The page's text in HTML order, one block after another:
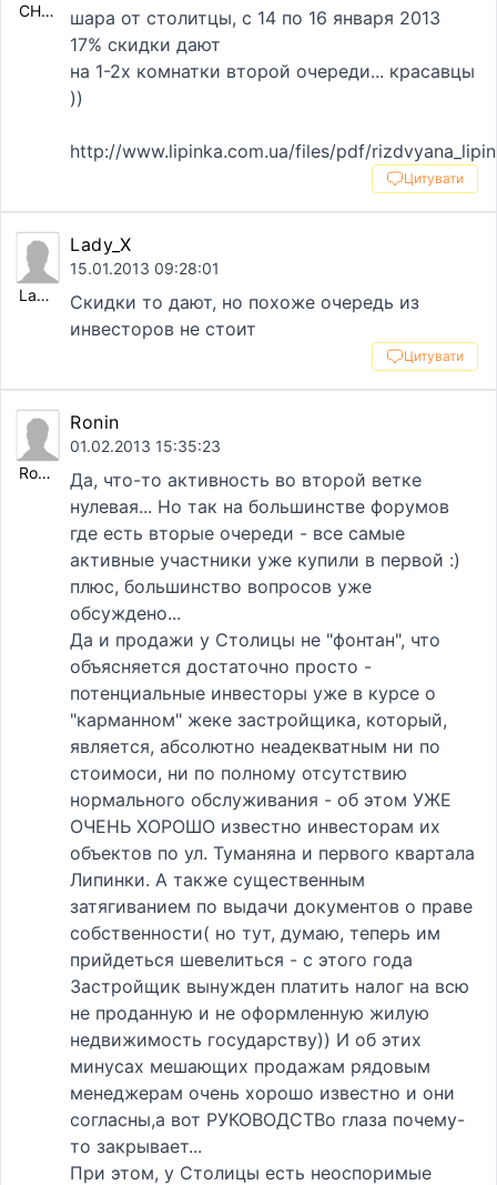
CHiSA
шара от столитцы, с 14 по 16 января 2013
17% скидки дают
на 1-2х комнатки второй очереди... красавцы
))
http://www.lipinka.com.ua/files/pdf/
Цитувати
Lady_X
Lady_X
15.01.2013 09:28:01
Скидки то дают, но похоже очередь из
инвесторов не стоит
Цитувати
Ronin
Ronin
01.02.2013 15:35:23
Да, что-то активность во второй ветке
нулевая... Но так на большинстве форумов
где есть вторые очереди - все самые
активные участники уже купили в первой :)
плюс, большинство вопросов уже
обсуждено...
Да и продажи у Столицы не "фонтан", что
объясняется достаточно просто -
потенциальные инвесторы уже в курсе о
"карманном" жеке застройщика, который,
является, абсолютно неадекватным ни по
стоимоси, ни по полному отсутствию
нормального обслуживания - об этом УЖЕ
ОЧЕНЬ ХОРОШО известно инвесторам их
объектов по ул. Туманяна и первого квартала
Липинки. А также существенным
затягиванием по выдачи документов о праве
собственности( но тут, думаю, теперь им
прийдеться шевелиться - с этого года
Застройщик вынужден платить налог на всю
не проданную и не оформленную жилую
недвижимость государству)) И об этих
минусах мешающих продажам рядовым
менеджерам очень хорошо известно и они
согласны,а вот РУКОВОДСТВо глаза почему-
то закрывает...
При этом, у Столицы есть неоспоримые